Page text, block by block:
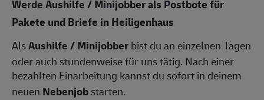
Werde Aushilfe / Minijobber als Postbote für
Pakete und Briefe in Heiligenhaus
AlsAushilfe / Minijobberbist du an einzelnen Tagen
oder auch stundenweise für uns tätig. Nach einer
bezahlten Einarbeitung kannst du sofort in deinem
neuen Nebenjobstarten.